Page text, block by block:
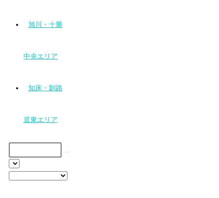
旭川・十勝
中央エリア
知床・釧路
道東エリア